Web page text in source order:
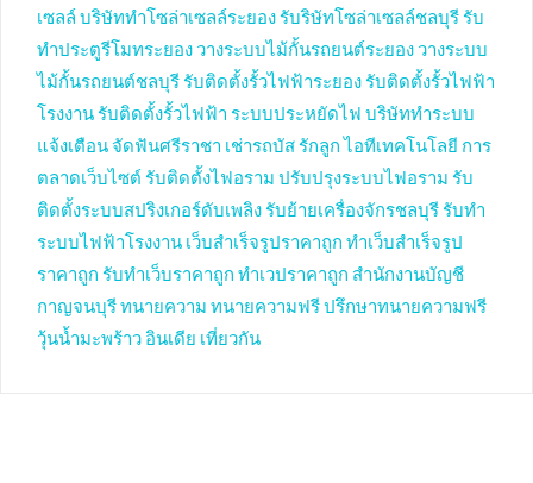
เซลล์ บริษัททำโซล่าเซลล์ระยอง รับริษัทโซล่าเซลล์ชลบุรี รับ
ทำประตูรีโมทระยอง วางระบบไม้กั้นรถยนต์ระยอง วางระบบ
ไม้กั้นรถยนต์ชลบุรี รับติดตั้งรั้วไฟฟ้าระยอง รับติดตั้งรั้วไฟฟ้า
โรงงาน รับติดตั้งรั้วไฟฟ้า ระบบประหยัดไฟ บริษัททำระบบ
แจ้งเตือน จัดฟันศรีราชา เช่ารถบัส รักลูก ไอทีเทคโนโลยี การ
ตลาดเว็บไซต์ รับติดตั้งไฟอราม ปรับปรุงระบบไฟอราม รับ
ติดตั้งระบบสปริงเกอร์ดับเพลิง รับย้ายเครื่องจักรชลบุรี รับทำ
ระบบไฟฟ้าโรงงาน เว็บสำเร็จรูปราคาถูก ทำเว็บสำเร็จรูป
ราคาถูก รับทำเว็บราคาถูก ทำเวปราคาถูก สำนักงานบัญชี
กาญจนบุรีทนายความ ทนายความฟรีปรึกษาทนายความฟรี
วุ้นน้ำมะพร้าว อินเดีย เที่ยวกัน